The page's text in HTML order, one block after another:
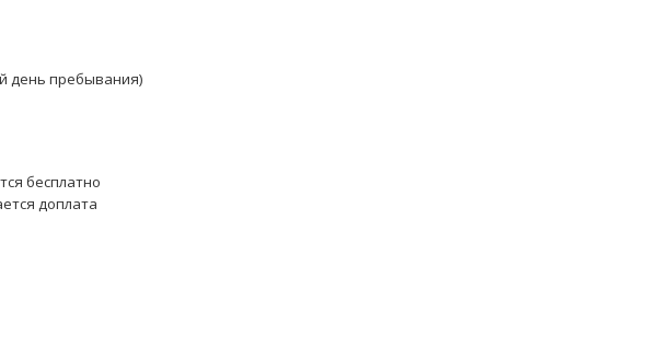
день пребывания)
бесплатно
доплата